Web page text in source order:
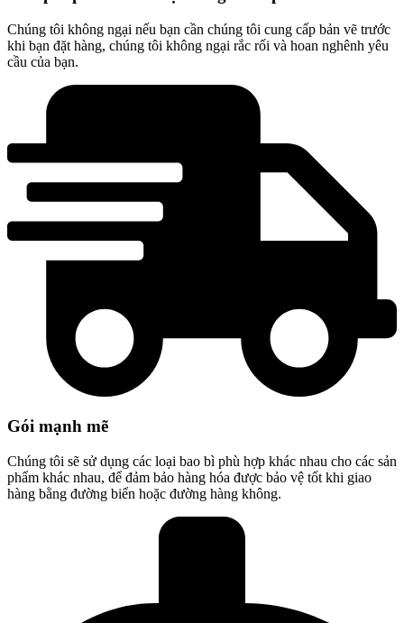
Chúng tôi không ngại nếu bạn cần chúng tôi cung cấp bản vẽ trước
khi bạn đặt hàng, chúng tôi không ngại rắc rối và hoan nghênh yêu
cầu của bạn.
Gói mạnh mẽ
Chúng tôi sẽ sử dụng các loại bao bì phù hợp khác nhau cho các sản
phẩm khác nhau, để đảm bảo hàng hóa được bảo vệ tốt khi giao
hàng bằng đường biển hoặc đường hàng không.